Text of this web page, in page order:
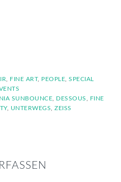
FINE ART, PEOPLE SPECIAL
SUNBOUNCE DESSOUS
FINE
, UNTERWEGS ZEISS